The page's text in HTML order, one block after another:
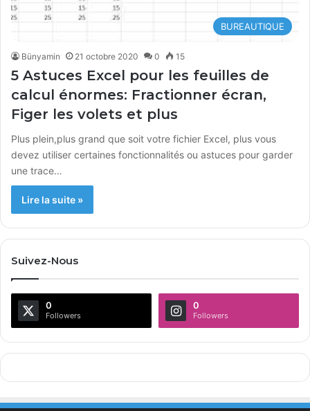
BUREAUTIQUE
Bünyamin 21 octobre 2020 0 15
5 Astuces Excel pour les feuilles de
calcul énormes: Fractionner écran,
Figer les volets et plus
Plus plein,plus grand que soit votre fichier Excel, plus vous
devez utiliser certaines fonctionnalités ou astuces pour garder
une trace…
Lire la suite »
Suivez-Nous
0
Followers
0
Followers